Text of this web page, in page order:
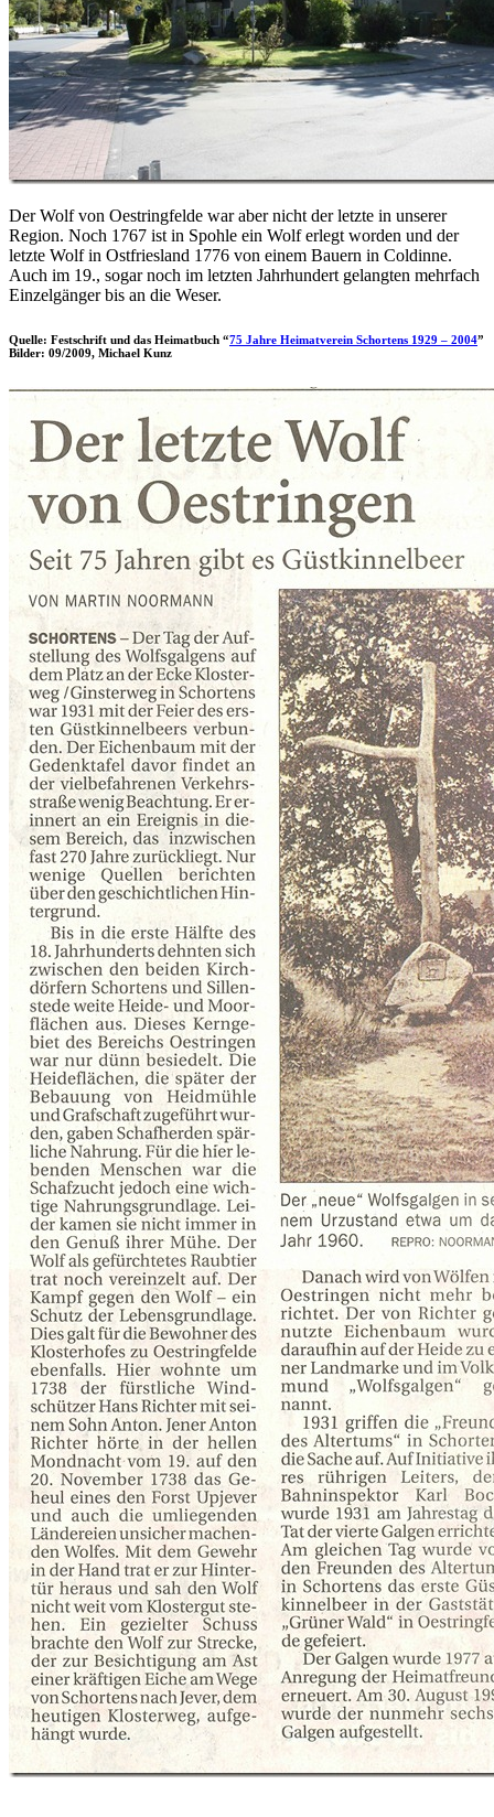
Der Wolf von Oestringfelde war aber nicht der letzte in unserer
Region. Noch 1767 ist in Spohle ein Wolf erlegt worden und der
letzte Wolf in Ostfriesland 1776 von einem Bauern in Coldinne.
Auch im 19., sogar noch im letzten Jahrhundert gelangten mehrfach
Einzelgänger bis an die Weser.
Quelle: Festschrift und das Heimatbuch “75 Jahre Heimatverein Schortens 1929 – 2004”
Bilder: 09/2009, Michael Kunz